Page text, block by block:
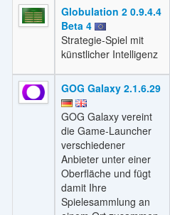
Globulation 2 0.9.4.4
Beta 4
Strategie-Spiel mit
künstlicher Intelligenz
GOG Galaxy 2.1.6.29
GOG Galaxy vereint
die Game-Launcher
verschiedener
Anbieter unter einer
Oberfläche und fügt
damit Ihre
Spielesammlung an